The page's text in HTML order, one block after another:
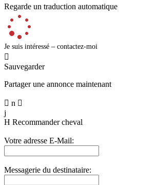
Regarde un traduction automatique
Je suis intéressé – contactez-moi

Sauvegarder
Partager une annonce maintenant
 n 
j
H Recommander cheval
Votre adresse E-Mail:
Messagerie du destinataire: